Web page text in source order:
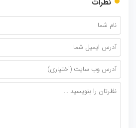
نظرات